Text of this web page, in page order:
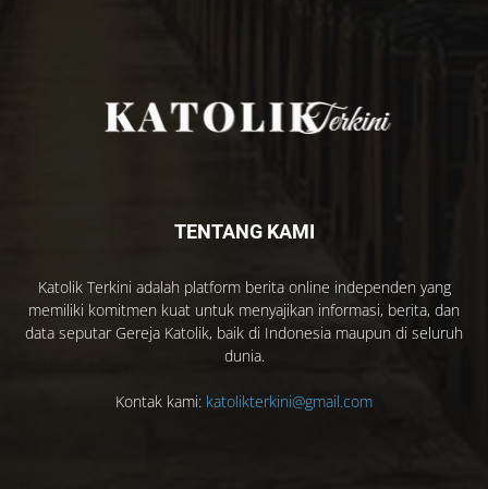
TENTANG KAMI
Katolik Terkini adalah platform berita online independen yang
memiliki komitmen kuat untuk menyajikan informasi, berita, dan
data seputar Gereja Katolik, baik di Indonesia maupun di seluruh
dunia.
Kontak kami: katolikterkini@gmail.com